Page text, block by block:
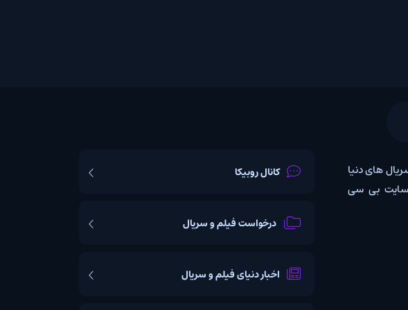
کانال روبیکا
درخواست فیلم و سریال
اخبار دنیای فیلم و سریال